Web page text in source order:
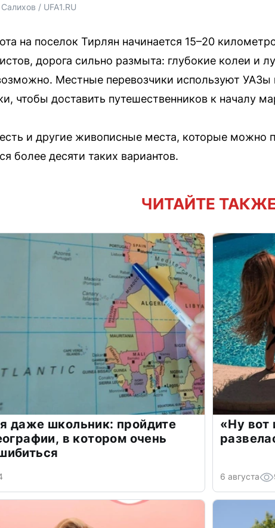
/ UFA1.RU
на поселок Тирлян начинается 15–20
дорога сильно размыта: глубокие колеи и
Местные перевозчики используют УАЗы
чтобы доставить путешественников к началу
и другие живописные места, которые можно
более десяти таких вариантов.
ЧИТАЙТЕ
даже школьник: пройдите
в котором очень
«Ну вот
6 августа